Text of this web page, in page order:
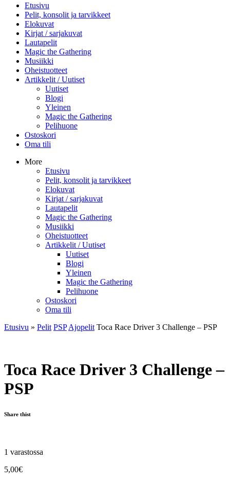
Etusivu
Pelit, konsolit ja tarvikkeet
Elokuvat
Kirjat / sarjakuvat
Lautapelit
Magic the Gathering
Musiikki
Oheistuotteet
Artikkelit / Uutiset
Uutiset
Blogi
Yleinen
Magic the Gathering
Pelihuone
Ostoskori
Oma tili
More
Etusivu
Pelit, konsolit ja tarvikkeet
Elokuvat
Kirjat / sarjakuvat
Lautapelit
Magic the Gathering
Musiikki
Oheistuotteet
Artikkelit / Uutiset
Uutiset
Blogi
Yleinen
Magic the Gathering
Pelihuone
Ostoskori
Oma tili
Etusivu » Pelit PSP Ajopelit Toca Race Driver 3 Challenge – PSP
Toca Race Driver 3 Challenge –
PSP
Share thist
1 varastossa
5,00€